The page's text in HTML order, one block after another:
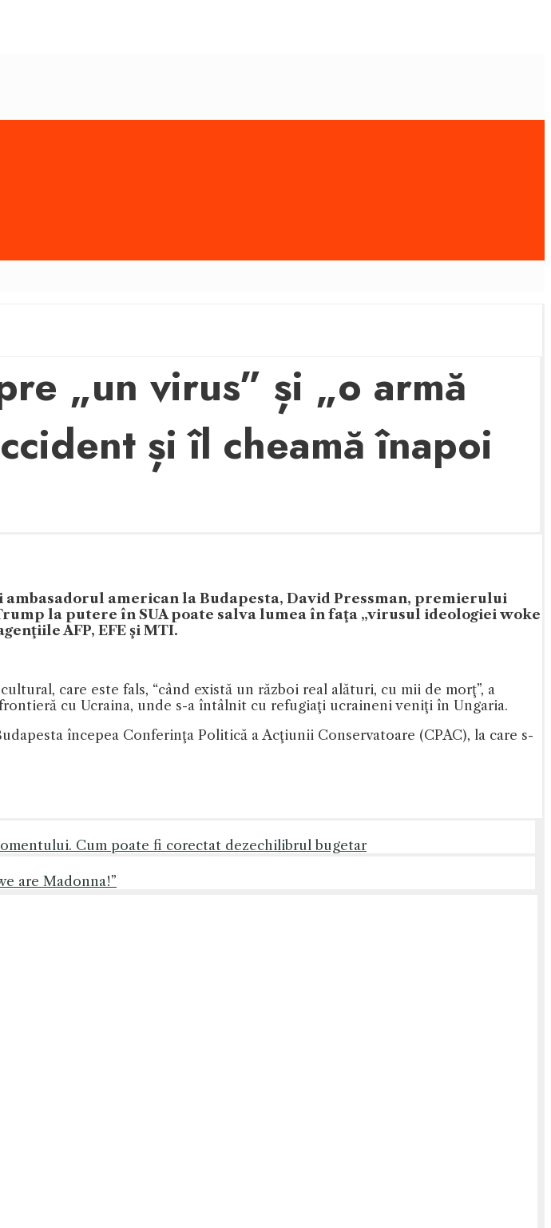
„un virus” și „o armă
și îl cheamă înapoi
ambasadorul american la Budapesta, David Pressman, premierului
la putere în SUA poate salva lumea în faţa „virusul ideologiei woke
AFP, EFE şi MTI.
care este fals, “când există un război real alături, cu mii de morţ”, a
cu Ucraina, unde s-a întâlnit cu refugiaţi ucraineni veniţi în Ungaria.
începea Conferinţa Politică a Acţiunii Conservatoare (CPAC), la care s-
Cum poate fi corectat dezechilibrul bugetar
are Madonna!”